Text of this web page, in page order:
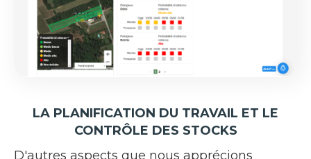
LA PLANIFICATION DU TRAVAIL ET LE
CONTRÔLE DES STOCKS
D'autres aspects que nous apprécions